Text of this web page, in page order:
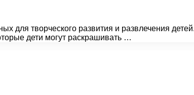
для творческого развития и развлечения
дети могут раскрашивать …